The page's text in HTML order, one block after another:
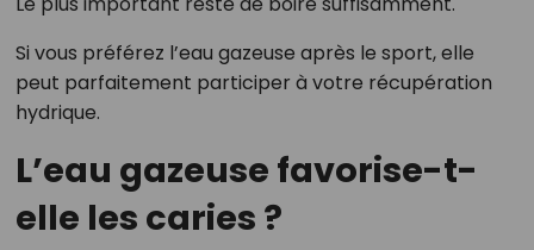
Si vous préférez l’eau gazeuse après le sport, elle
peut parfaitement participer à votre récupération
hydrique.
L’eau gazeuse favorise-t-
elle les caries ?